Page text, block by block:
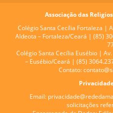
Associação das
Colégio Santa Cecília Fortaleza |
Aldeota – Fortaleza/Ceará | (85)
Colégio Santa Cecília Eusébio |
– Eusébio/Ceará | (85)
Contato:
Email:
solicitações